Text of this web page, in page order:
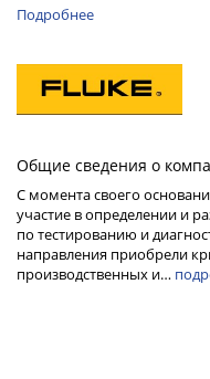
Подробнее
Общие сведения о
С момента своего
участие в определении и
по тестированию и
направления приобрели
производственных и…